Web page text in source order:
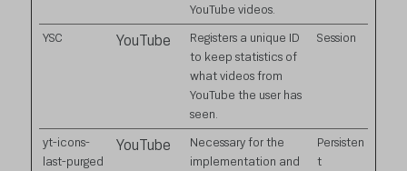
YouTube videos.
YSC YouTube
Registers a unique ID
to keep statistics of
what videos from
YouTube the user has
seen.
Session
yt-icons-
last-purged
YouTube
Necessary for the
implementation and
Persisten
t